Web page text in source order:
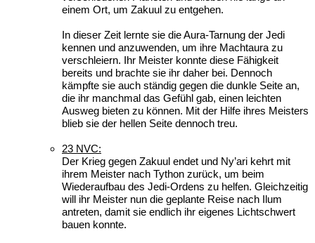
einem Ort, um Zakuul zu entgehen.
In dieser Zeit lernte sie die Aura-Tarnung der Jedi
kennen und anzuwenden, um ihre Machtaura zu
verschleiern. Ihr Meister konnte diese Fähigkeit
bereits und brachte sie ihr daher bei. Dennoch
kämpfte sie auch ständig gegen die dunkle Seite an,
die ihr manchmal das Gefühl gab, einen leichten
Ausweg bieten zu können. Mit der Hilfe ihres Meisters
blieb sie der hellen Seite dennoch treu.
23 NVC:
Der Krieg gegen Zakuul endet und Ny’ari kehrt mit
ihrem Meister nach Tython zurück, um beim
Wiederaufbau des Jedi-Ordens zu helfen. Gleichzeitig
will ihr Meister nun die geplante Reise nach Ilum
antreten, damit sie endlich ihr eigenes Lichtschwert
bauen konnte.